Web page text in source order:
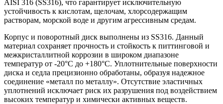
AISI 316 (SS316), что гарантирует исключительную
устойчивость к кислотам, щелочам, хлорсодержащим
растворам, морской воде и другим агрессивным средам.
Корпус и поворотный диск выполнены из SS316. Данный
материал сохраняет прочность и стойкость к питтинговой и
межкристаллитной коррозии в широком диапазоне
температур от -20°C до +180°C. Уплотнительные поверхности
диска и седла прецизионно обработаны, образуя надежное
соединение «металл по металлу». Отсутствие эластичных
уплотнений исключает риск их разрушения под воздействием
высоких температур и химически активных веществ.